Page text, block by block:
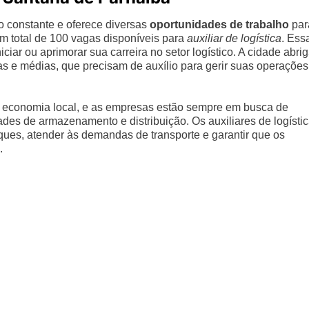
constante e oferece diversas oportunidades de trabalho
total de 100 vagas disponíveis para auxiliar de logística.
ou aprimorar sua carreira no setor logístico. A cidade
e médias, que precisam de auxílio para gerir suas operações
local, e as empresas estão sempre em busca de
de armazenamento e distribuição. Os auxiliares de
atender às demandas de transporte e garantir que os